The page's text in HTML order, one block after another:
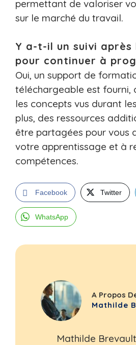
permettant de valoriser
sur le marché du travail.
Y a-t-il un suivi
pour continuer à
Oui, un support de
téléchargeable est fourni,
les concepts vus durant
plus, des ressources
être partagées pour vous
votre apprentissage et à
compétences.
Facebook Twitter
WhatsApp
A Propos
Mathilde
Mathilde